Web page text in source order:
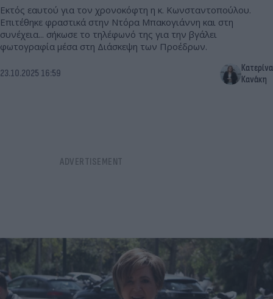
Εκτός εαυτού για τον χρονοκόφτη η κ. Κωνσταντοπούλου.
Επιτέθηκε φραστικά στην Ντόρα Μπακογιάννη και στη
συνέχεια... σήκωσε το τηλέφωνό της για την βγάλει
φωτογραφία μέσα στη Διάσκεψη των Προέδρων.
23.10.2025 16:59
Κατερίνα
Κανάκη